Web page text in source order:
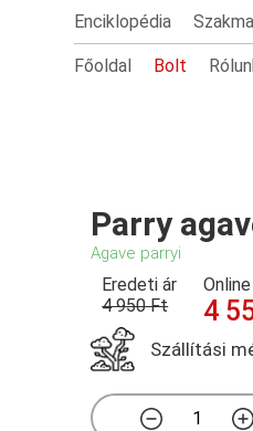
Enciklopédia
Főoldal Bolt
Parry
Agave parryi
Eredeti ár
4 950 Ft
4
Szállítási